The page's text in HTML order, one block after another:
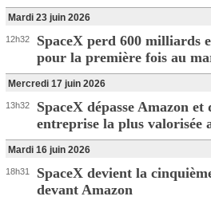
Mardi 23 juin 2026
12h32
SpaceX perd 600 milliards
pour la première fois au
Mercredi 17 juin 2026
13h32
SpaceX dépasse Amazon
entreprise la plus valorisée
Mardi 16 juin 2026
18h31
SpaceX devient la
devant Amazon